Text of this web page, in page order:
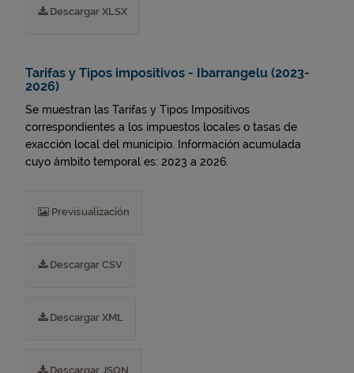
Descargar XLSX
Tarifas y Tipos impositivos - Ibarrangelu (2023-
2026)
Se muestran las Tarifas y Tipos Impositivos
correspondientes a los impuestos locales o tasas de
exacción local del municipio. Información acumulada
cuyo ámbito temporal es: 2023 a 2026.
Previsualización
Descargar CSV
Descargar XML
Descargar JSON